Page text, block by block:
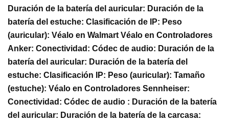
Duración de la batería del auricular: Duración de la
batería del estuche: Clasificación de IP: Peso
(auricular): Véalo en Walmart Véalo en Controladores
Anker: Conectividad: Códec de audio: Duración de la
batería del auricular: Duración de la batería del
estuche: Clasificación IP: Peso (auricular): Tamaño
(estuche): Véalo en Controladores Sennheiser:
Conectividad: Códec de audio : Duración de la batería
del auricular: Duración de la batería de la carcasa: